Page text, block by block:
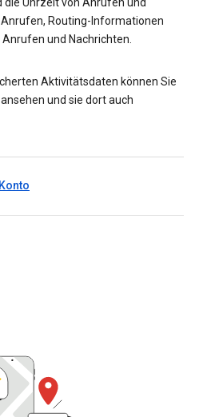
die Uhrzeit von Anrufen und
Anrufen, Routing-Informationen
und Nachrichten.
Aktivitätsdaten können Sie
und sie dort auch